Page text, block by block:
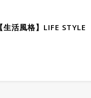
【生活風格】LIFE STYLE